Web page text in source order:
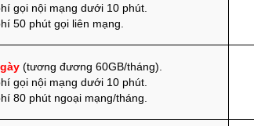
gọi nội mạng dưới 10 phút.
50 phút gọi liên mạng.
(tương đương 60GB/tháng).
gọi nội mạng dưới 10 phút.
80 phút ngoại mạng/tháng.